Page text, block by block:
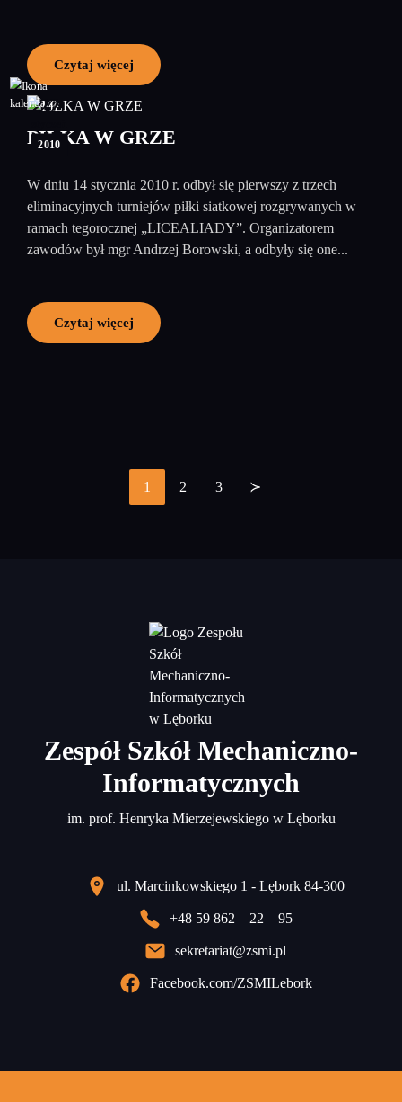
Czytaj więcej
22
2010
PIŁKA W GRZE
W dniu 14 stycznia 2010 r. odbył się pierwszy z trzech
eliminacyjnych turniejów piłki siatkowej rozgrywanych w
ramach tegorocznej „LICEALIADY”. Organizatorem
zawodów był mgr Andrzej Borowski, a odbyły się one...
Czytaj więcej
Stronicowanie
1 2 3 ≻
Zespół Szkół Mechaniczno-
Informatycznych
im. prof. Henryka Mierzejewskiego w Lęborku
ul. Marcinkowskiego 1 - Lębork 84-300
+48 59 862 – 22 – 95
sekretariat@zsmi.pl
Facebook.com/ZSMILebork